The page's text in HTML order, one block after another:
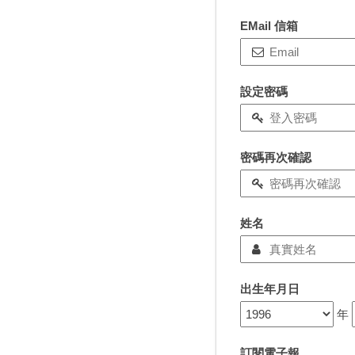
EMail 信箱
設定密碼
密碼再次確認
姓名
出生年月日
年